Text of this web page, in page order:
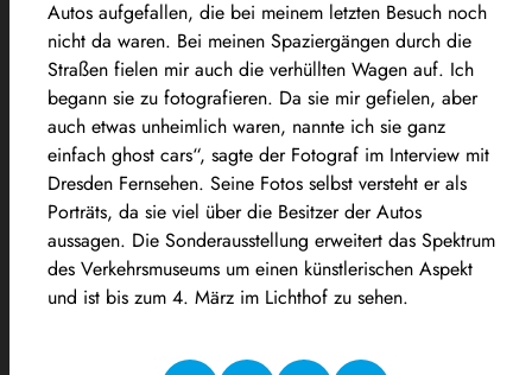
Autos aufgefallen, die bei meinem letzten Besuch noch
nicht da waren. Bei meinen Spaziergängen durch die
Straßen fielen mir auch die verhüllten Wagen auf. Ich
begann sie zu fotografieren. Da sie mir gefielen, aber
auch etwas unheimlich waren, nannte ich sie ganz
einfach ghost cars“, sagte der Fotograf im Interview mit
Dresden Fernsehen. Seine Fotos selbst versteht er als
Porträts, da sie viel über die Besitzer der Autos
aussagen. Die Sonderausstellung erweitert das Spektrum
des Verkehrsmuseums um einen künstlerischen Aspekt
und ist bis zum 4. März im Lichthof zu sehen.